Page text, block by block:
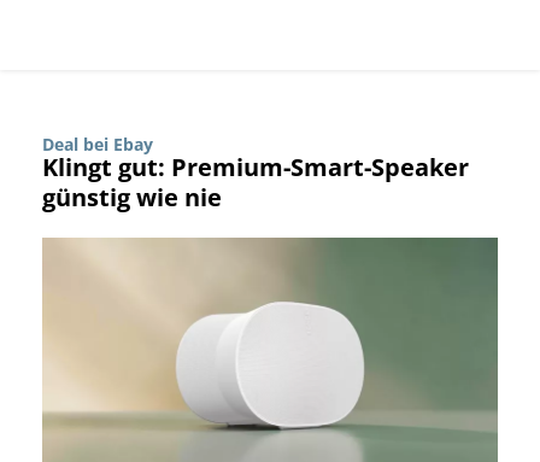
Deal bei Ebay
Klingt gut: Premium-Smart-Speaker
günstig wie nie